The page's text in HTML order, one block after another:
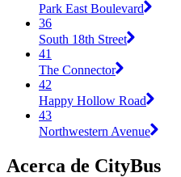
Park East Boulevard
36
South 18th Street
41
The Connector
42
Happy Hollow Road
43
Northwestern Avenue
Acerca de CityBus